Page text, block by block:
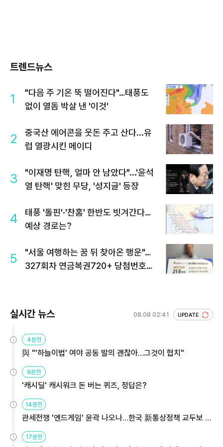
트렌드뉴스
1
"다음 주 기온 뚝 떨어진다"…태풍도
없이 열돔 박살 낸 '이것'
2
중국산 에어콘을 웃돈 주고 산다...유
럽 열광시킨 메이디
3
"이재명 탄핵, 얼마 안 남았다"...'윤석
열 탄핵' 맞힌 무당, '성지글' 등장
4
태풍 '돌핀'·'찬홈' 한반도 빗겨간다…
예상 경로는?
5
"서울 여행하는 꿈 뒤 찾아온 행운"…
327회차 연금복권720+ 당첨번호조
실시간 뉴스 08.08 02:41 UPDATE
4분전
與 "'하늘이법' 여야 공동 발의 괜찮아…그것이 협치"
9분전
'캐시딜' 캐시워크 돈 버는 퀴즈, 정답은?
14분전
관세전쟁 '엔드게임' 윤곽 나오나…한국 新통상정책 교두보 활
용해야
17분전